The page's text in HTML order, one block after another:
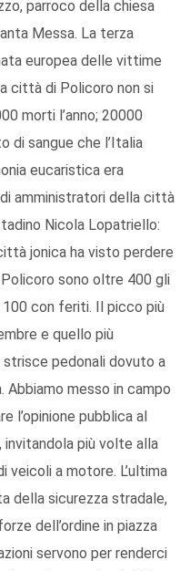
parroco della chiesa
Messa. La terza
europea delle vittime
città di Policoro non si
morti l’anno; 20000
di sangue che l’Italia
eucaristica era
amministratori della città
Nicola Lopatriello:
jonica ha visto perdere
sono oltre 400 gli
con feriti. Il picco più
e quello più
pedonali dovuto a
messo in campo
l’opinione pubblica al
più volte alla
veicoli a motore. L’ultima
della sicurezza stradale,
dell’ordine in piazza
servono per renderci